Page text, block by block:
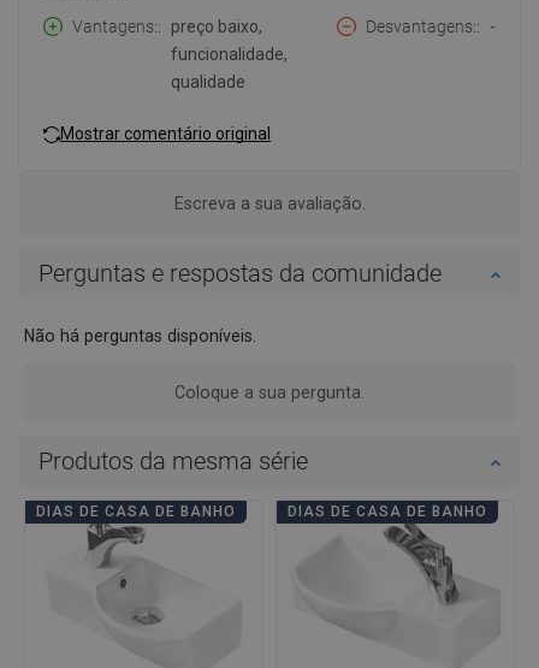
Vantagens:
preço baixo,
funcionalidade,
qualidade
Desvantagens: -
Mostrar comentário original
Escreva a sua avaliação.
Perguntas e respostas da comunidade
Não há perguntas disponíveis.
Coloque a sua pergunta.
Produtos da mesma série
DIAS DE CASA DE BANHO DIAS DE CASA DE BANHO